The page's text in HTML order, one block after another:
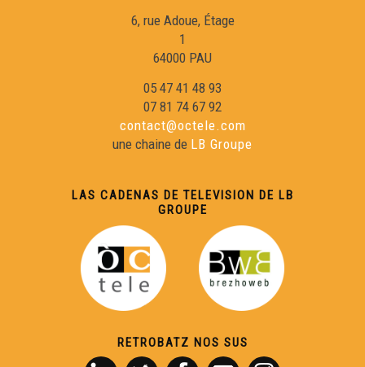
6, rue Adoue, Étage
1
64000 PAU
05 47 41 48 93
07 81 74 67 92
contact@octele.com
une chaine de LB Groupe
LAS CADENAS DE TELEVISION DE LB
GROUPE
RETROBATZ NOS SUS